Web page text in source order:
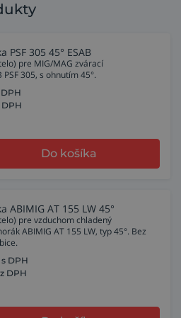
PSF 305 45° ESAB
pre MIG/MAG zvárací
PSF 305, s ohnutím 45°.
DPH
Do košíka
ABIMIG AT 155 LW 45°
pre vzduchom chladený
ABIMIG AT 155 LW, typ 45°. Bez
s DPH
DPH